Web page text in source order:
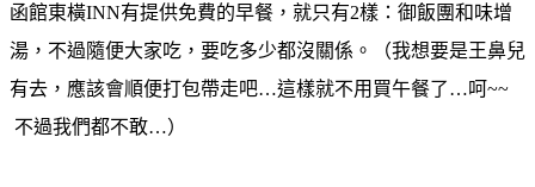
函館東橫INN有提供免費的早餐，就只有2樣：御飯團和味增
湯，不過隨便大家吃，要吃多少都沒關係。（我想要是王鼻兒
有去，應該會順便打包帶走吧…這樣就不用買午餐了…呵~~
不過我們都不敢…）